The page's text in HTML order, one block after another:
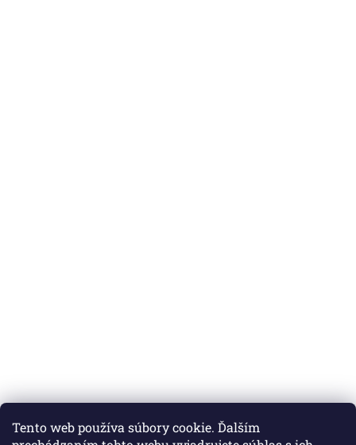
Tento web používa súbory cookie. Ďalším